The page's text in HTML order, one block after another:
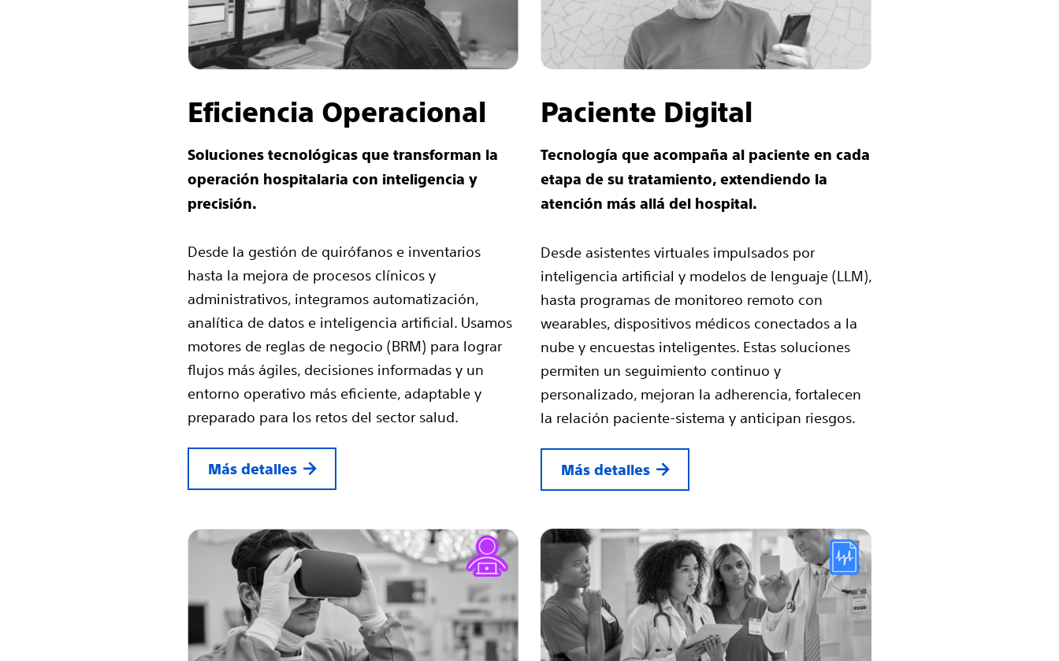
Eficiencia Operacional
Soluciones tecnológicas que transforman la
operación hospitalaria con inteligencia y
precisión.
Desde la gestión de quirófanos e inventarios
hasta la mejora de procesos clínicos y
administrativos, integramos automatización,
analítica de datos e inteligencia artificial. Usamos
motores de reglas de negocio (BRM) para lograr
flujos más ágiles, decisiones informadas y un
entorno operativo más eficiente, adaptable y
preparado para los retos del sector salud.
Más detalles
Paciente Digital
Tecnología que acompaña al paciente en cada
etapa de su tratamiento, extendiendo la
atención más allá del hospital.
Desde asistentes virtuales impulsados por
inteligencia artificial y modelos de lenguaje (LLM),
hasta programas de monitoreo remoto con
wearables, dispositivos médicos conectados a la
nube y encuestas inteligentes. Estas soluciones
permiten un seguimiento continuo y
personalizado, mejoran la adherencia, fortalecen
la relación paciente-sistema y anticipan riesgos.
Más detalles